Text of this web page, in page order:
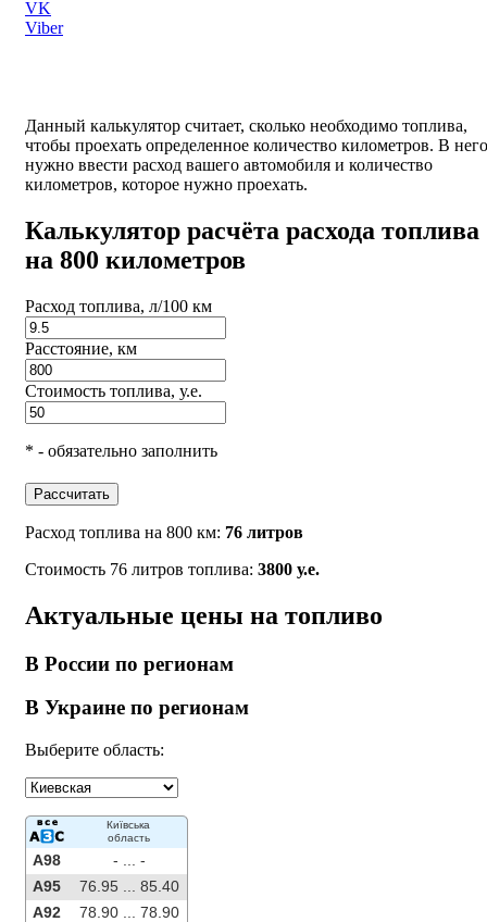
VK
Viber
Данный калькулятор считает, сколько необходимо топлива,
чтобы проехать определенное количество километров. В него
нужно ввести расход вашего автомобиля и количество
километров, которое нужно проехать.
Калькулятор расчёта расхода топлива
на 800 километров
Расход топлива, л/100 км
Расстояние, км
Стоимость топлива, у.е.
* - обязательно заполнить
Рассчитать
Расход топлива на 800 км: 76 литров
Стоимость 76 литров топлива: 3800 у.е.
Актуальные цены на топливо
В России по регионам
В Украине по регионам
Выберите область:
Київська
область
A98 - ...
-
A95
76.95 ...
85.40
A92
78.90 ...
78.90